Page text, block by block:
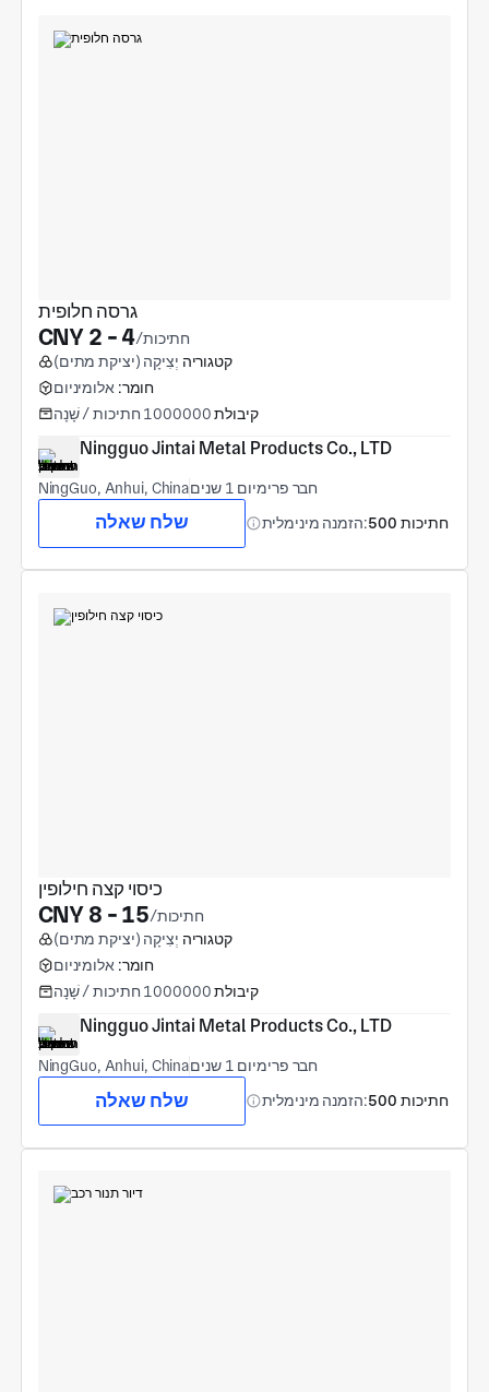
גרסה חלופית
CNY 2 - 4 /חתיכות
קטגוריה יְצִיקָה (יציקת מתים)
חומר: אלומיניום
קיבולת 1000000 חתיכות / שָׁנָה
Ningguo Jintai Metal Products Co., LTD
NingGuo, Anhui, China חבר פרימיום 1 שנים
שלח שאלה הזמנה מינימלית: 500 חתיכות
כיסוי קצה חילופין
CNY 8 - 15 /חתיכות
קטגוריה יְצִיקָה (יציקת מתים)
חומר: אלומיניום
קיבולת 1000000 חתיכות / שָׁנָה
Ningguo Jintai Metal Products Co., LTD
NingGuo, Anhui, China חבר פרימיום 1 שנים
שלח שאלה הזמנה מינימלית: 500 חתיכות